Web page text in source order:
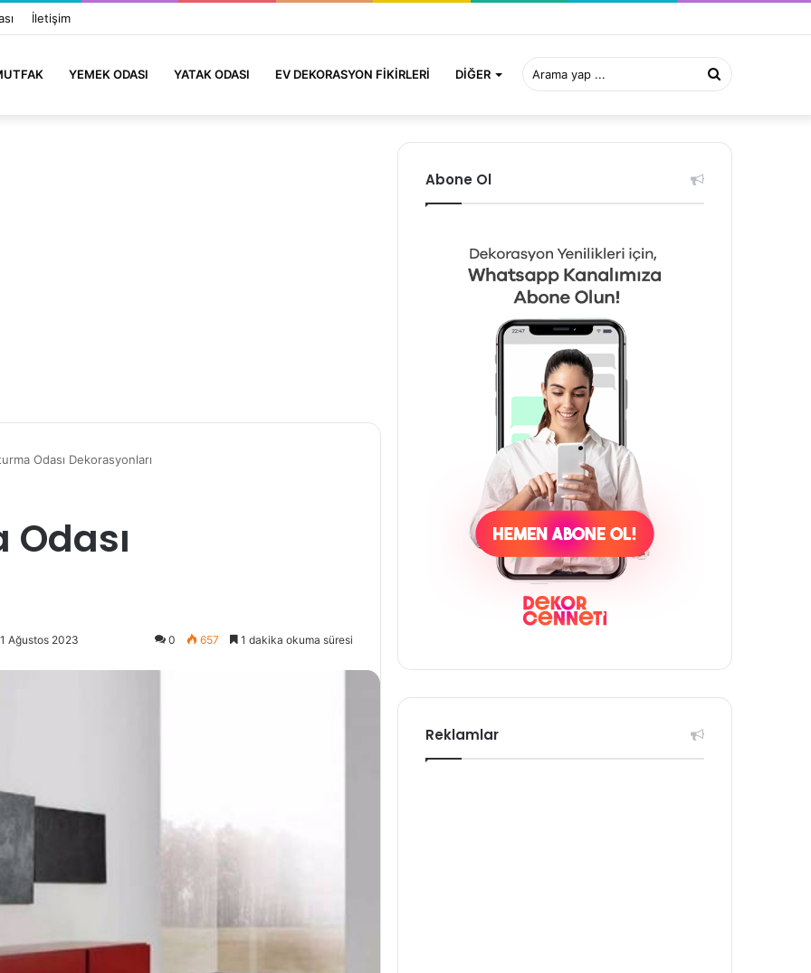
İletişim
YEMEK ODASI YATAK ODASI EV DEKORASYON FIKIRLERI DIĞER Arama
yap
Odası Dekorasyonları
Ağustos 2023 0 657 1 dakika okuma süresi
Abone Ol
Reklamlar